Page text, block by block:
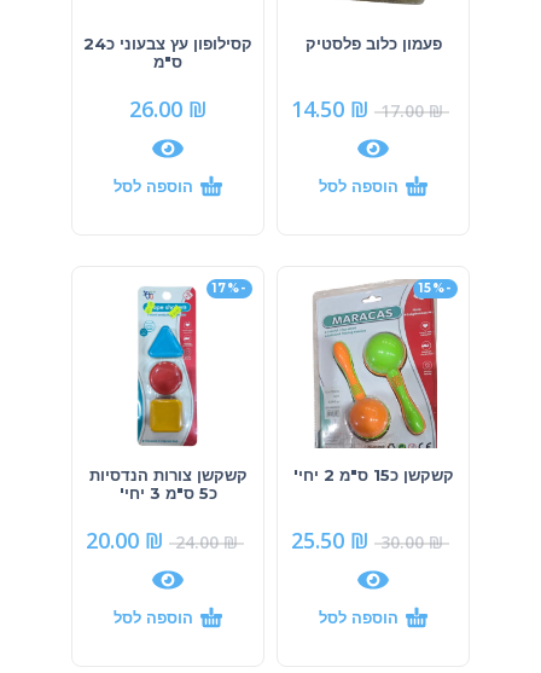
פעמון כלוב פלסטיק
17.00₪
14.50 ₪
הוספה לסל
קסילופון עץ צבעוני כ24
ס"מ
26.00 ₪
הוספה לסל
-15%
קשקשן כ15 ס"מ 2 יחי'
30.00₪
25.50 ₪
הוספה לסל
-17%
קשקשן צורות הנדסיות
כ5 ס"מ 3 יחי'
24.00₪
20.00 ₪
הוספה לסל